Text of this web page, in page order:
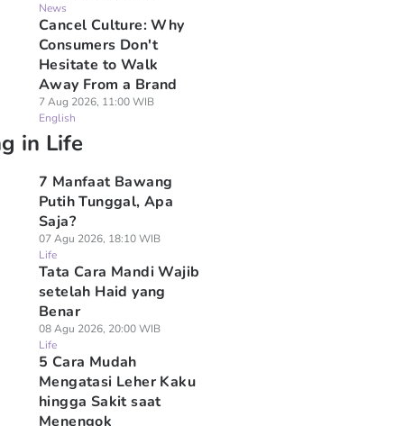
News
Cancel Culture: Why
Consumers Don't
Hesitate to Walk
Away From a Brand
7 Aug 2026, 11:00 WIB
English
in Life
7 Manfaat Bawang
Putih Tunggal, Apa
Saja?
07 Agu 2026, 18:10 WIB
Life
Tata Cara Mandi Wajib
setelah Haid yang
Benar
08 Agu 2026, 20:00 WIB
Life
5 Cara Mudah
Mengatasi Leher Kaku
hingga Sakit saat
Menengok